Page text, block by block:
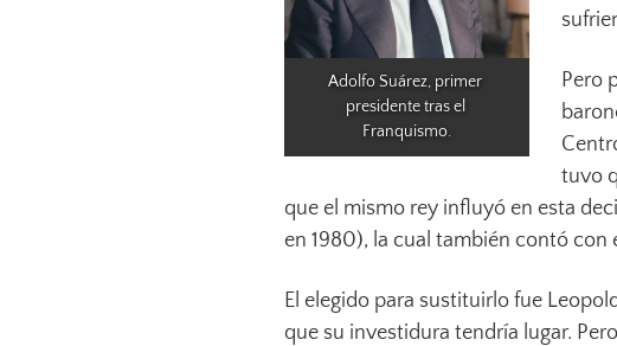
Adolfo Suárez, primer
presidente tras el
Franquismo.
Pero
tuvo
que el mismo rey influyó en esta
en 1980), la cual también contó con
El elegido para sustituirlo fue
que su investidura tendría lugar.